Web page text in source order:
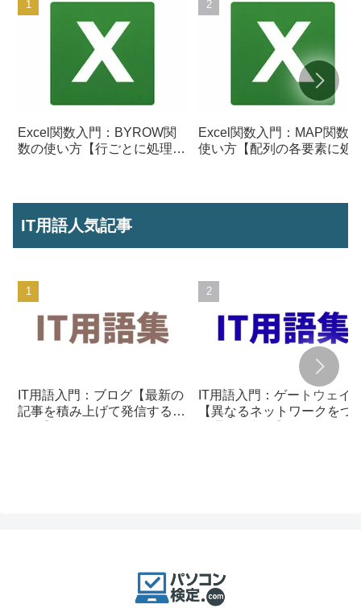
Excel関数入門：BYROW関
数の使い方【行ごとに処理を
Excel関数入門：MAP関数の
使い方【配列の各要素に処
IT用語人気記事
IT用語入門：ブログ【最新の
記事を積み上げて発信する仕
IT用語入門：ゲートウェイ
【異なるネットワークをつ